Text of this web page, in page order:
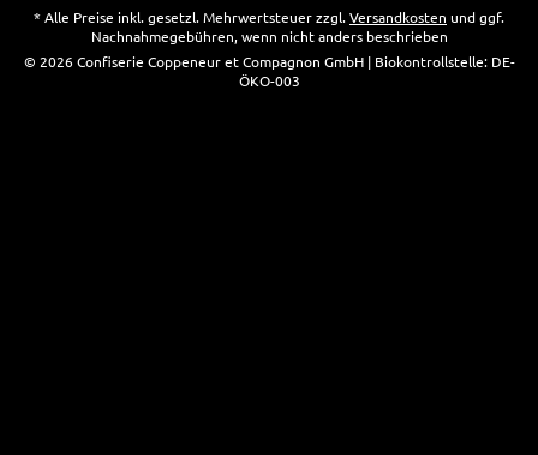
* Alle Preise inkl. gesetzl. Mehrwertsteuer zzgl.Versandkosten und ggf.
Nachnahmegebühren, wenn nicht anders beschrieben
© 2026 Confiserie Coppeneur et Compagnon GmbH | Biokontrollstelle: DE-
ÖKO-003